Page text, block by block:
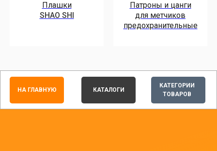
Плашки
SHAO SHI
Патроны и цанги
для метчиков
предохранительные
КАТЕГОРИИ
ТОВАРОВ
НА ГЛАВНУЮ КАТАЛОГИ